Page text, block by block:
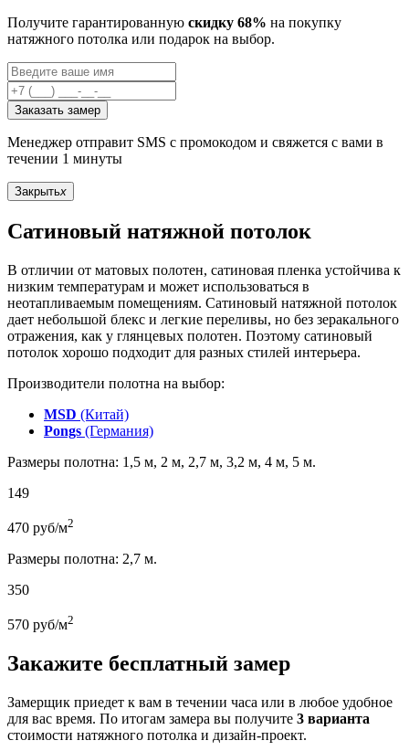
Получите гарантированную скидку 68% на покупку
натяжного потолка или подарок на выбор.
Заказать замер
Менеджер отправит SMS с промокодом и свяжется с вами в
течении 1 минуты
Закрытьx
Сатиновый натяжной потолок
В отличии от матовых полотен, сатиновая пленка устойчива к
низким температурам и может использоваться в
неотапливаемым помещениям. Сатиновый натяжной потолок
дает небольшой блекс и легкие переливы, но без зеракального
отражения, как у глянцевых полотен. Поэтому сатиновый
потолок хорошо подходит для разных стилей интерьера.
Производители полотна на выбор:
MSD (Китай)
Pongs (Германия)
Размеры полотна: 1,5 м, 2 м, 2,7 м, 3,2 м, 4 м, 5 м.
149
470 руб/м2
Размеры полотна: 2,7 м.
350
570 руб/м2
Закажите бесплатный замер
Замерщик приедет к вам в течении часа или в любое удобное
для вас время. По итогам замера вы получите 3 варианта
стоимости натяжного потолка и дизайн-проект.